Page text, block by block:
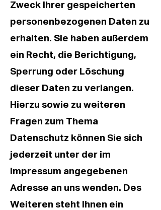
Zweck Ihrer gespeicherten
personenbezogenen Daten zu
erhalten. Sie haben außerdem
ein Recht, die Berichtigung,
Sperrung oder Löschung
dieser Daten zu verlangen.
Hierzu sowie zu weiteren
Fragen zum Thema
Datenschutz können Sie sich
jederzeit unter der im
Impressum angegebenen
Adresse an uns wenden. Des
Weiteren steht Ihnen ein